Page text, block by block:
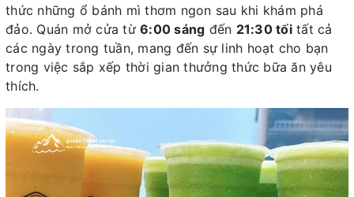
thức những ổ bánh mì thơm ngon sau khi khám phá
đảo. Quán mở cửa từ 6:00 sáng đến 21:30 tốitất cả
các ngày trong tuần, mang đến sự linh hoạt cho bạn
trong việc sắp xếp thời gian thưởng thức bữa ăn yêu
thích.